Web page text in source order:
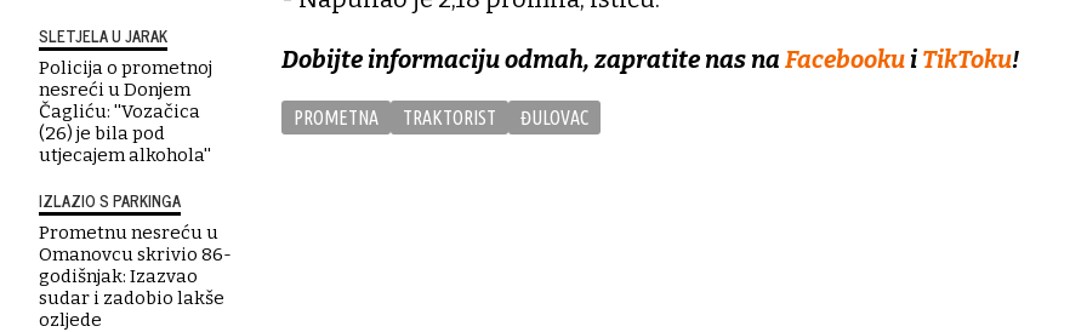
SLETJELA U JARAK
Policija o prometnoj
nesreći u Donjem
Čagliću: ''Vozačica
(26) je bila pod
utjecajem alkohola''
IZLAZIO S PARKINGA
Prometnu nesreću u
Omanovcu skrivio 86-
godišnjak: Izazvao
sudar i zadobio lakše
ozljede
Dobijte informaciju odmah, zapratite nas na Facebooku i TikToku!
PROMETNA TRAKTORIST ĐULOVAC